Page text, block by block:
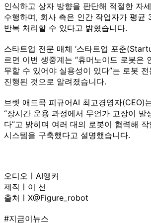
인식하고 상자 방향을 판단해 적절한 자
수행하며, 회사 측은 인간 작업자가 평균
반복 처리할 수 있다고 밝혔습니다.
스타트업 전문 매체 ‘스타트업 포춘
르면 이번 생중계는 “휴머노이드 로봇은
무할 수 있어야 실용성이 있다”는 로봇
진행된 것으로 알려졌습니다.
브렛 애드콕 피규어AI 최고경영자(CEO)
“장시간 운용 과정에서 무언가 고장이 발
다”고 밝히며 여러 대의 로봇이 협력해
시스템을 구축했다고 설명했습니다.
오디오ㅣAI앵커
제작ㅣ이 선
출처ㅣX@Figure_robot
#지금이뉴스